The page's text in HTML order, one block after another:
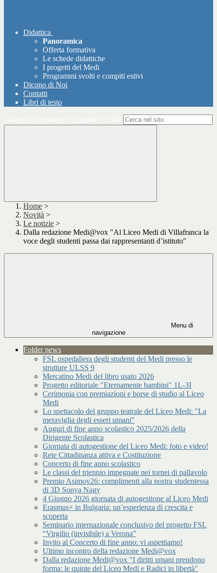
Didattica
Panoramica
Offerta formativa
Le schede didattiche
I progetti del Medi
Programmi svolti e compiti estivi
Dicono di Noi
Contatti
Libri di testo
Home >
Novità >
Le notizie >
Dalla redazione Medi@vox "Al Liceo Medi di Villafranca la
voce degli studenti passa dai rappresentanti d’istituto"
Menu di
navigazione
Folder news
FSL ospedaliera degli studenti del Medi presso le
strutture ULSS 9
Mercatino Medi del libro usato 2026
Progetto editoriale "Eternamente bambini" 1L-3I
Cerimonia con premiazioni e borse di studio al Liceo
Medi
Lo spettacolo del gruppo teatrale del Liceo Medi: "La
meraviglia degli esseri umani"
Auguri di fine anno scolastico 2025/2026 della
Dirigente Scolastica
Giornata di autogestione del Liceo Medi: foto e video!
Rete Cittadinanza attiva e Costituzione
Concerto di fine anno scolastico
Le classi del triennio impegnate nei tornei di pallavolo
Premio Asimov26: complimenti alla nostra studentessa
di 3D Sonya Nagy
4 Giugno 2026 giornata di autogestione al Liceo Medi
Erasmus+ in Bulgaria: un’esperienza di crescita e
scoperta
Seminario internazionale conclusivo del progetto FSL
“Virgilio (invisibile) a Verona”
Invito al Concerto di fine anno: vi aspettiamo!
Ultimo incontro della redazione Medi@vox
Dalla redazione Medi@vox "I diritti umani prendono
forma: le quinte del Liceo Medi e Radici in libertà"